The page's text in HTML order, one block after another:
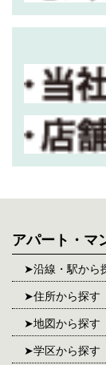
アパート・マ
沿線・駅から
住所から探す
地図から探す
学区から探す